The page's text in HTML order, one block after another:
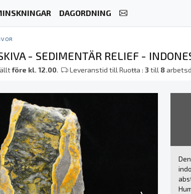
DAGORDNING
- SEDIMENTÄR RELIEF -
före kl. 12.00. Leveranstid till Ruoŧŧa :3till 8